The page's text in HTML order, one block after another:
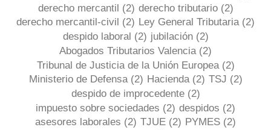
derecho mercantil (2) derecho tributario (2)
derecho mercantil-civil (2) Ley General Tributaria (2)
despido laboral (2) jubilación (2)
Abogados Tributarios Valencia (2)
Tribunal de Justicia de la Unión Europea (2)
Ministerio de Defensa (2) Hacienda (2) TSJ (2)
despido de improcedente (2)
impuesto sobre sociedades (2) despidos (2)
asesores laborales (2) TJUE (2) PYMES (2)